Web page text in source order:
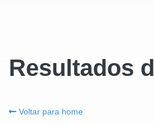
Resultados
Voltar para home